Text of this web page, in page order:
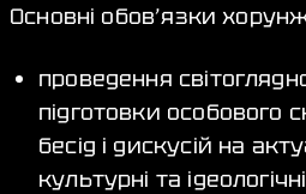
Основні обов’язки
проведення
підготовки особового
бесід і дискусій на
культурні та